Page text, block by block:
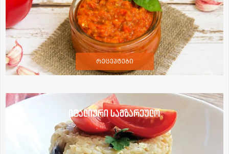
რეცეპტები
იტალიური სამზარეულო